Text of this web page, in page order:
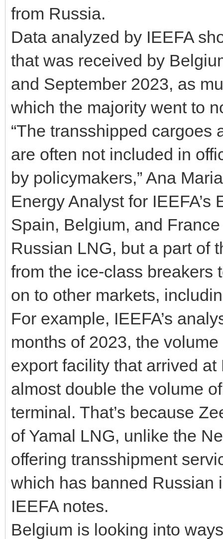
from Russia.
Data analyzed by IEEFA
that was received by
and September 2023, as
which the majority went to
“The transshipped cargoes
are often not included in
by policymakers,” Ana
Energy Analyst for
Spain, Belgium, and
Russian LNG, but a part of
from the ice-class breakers
on to other markets,
For example, IEEFA’s
months of 2023, the
export facility that arrived
almost double the volume
terminal. That’s because
of Yamal LNG, unlike the
offering transshipment
which has banned Russian
IEEFA notes.
Belgium is looking into